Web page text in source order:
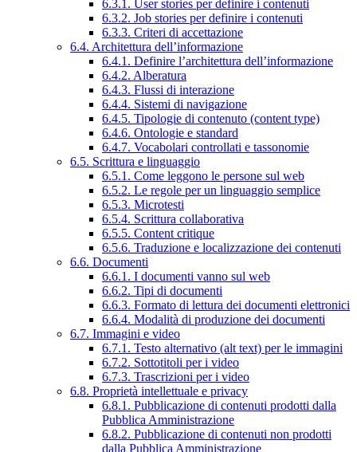
6.3.1. User stories per definire i contenuti
6.3.2. Job stories per definire i contenuti
6.3.3. Criteri di accettazione
6.4. Architettura dell’informazione
6.4.1. Definire l’architettura dell’informazione
6.4.2. Alberatura
6.4.3. Flussi di interazione
6.4.4. Sistemi di navigazione
6.4.5. Tipologie di contenuto (content type)
6.4.6. Ontologie e standard
6.4.7. Vocabolari controllati e tassonomie
6.5. Scrittura e linguaggio
6.5.1. Come leggono le persone sul web
6.5.2. Le regole per un linguaggio semplice
6.5.3. Microtesti
6.5.4. Scrittura collaborativa
6.5.5. Content critique
6.5.6. Traduzione e localizzazione dei contenuti
6.6. Documenti
6.6.1. I documenti vanno sul web
6.6.2. Tipi di documenti
6.6.3. Formato di lettura dei documenti elettronici
6.6.4. Modalità di produzione dei documenti
6.7. Immagini e video
6.7.1. Testo alternativo (alt text) per le immagini
6.7.2. Sottotitoli per i video
6.7.3. Trascrizioni per i video
6.8. Proprietà intellettuale e privacy
6.8.1. Pubblicazione di contenuti prodotti dalla
Pubblica Amministrazione
6.8.2. Pubblicazione di contenuti non prodotti
dalla Pubblica Amministrazione